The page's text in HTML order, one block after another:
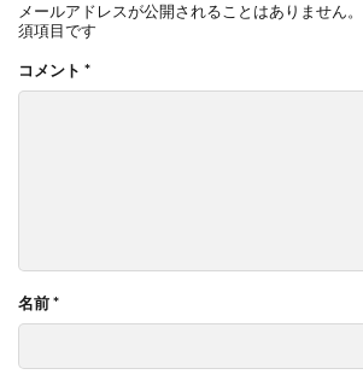
メールアドレスが公開されることはありません。
須項目です
コメント *
名前*